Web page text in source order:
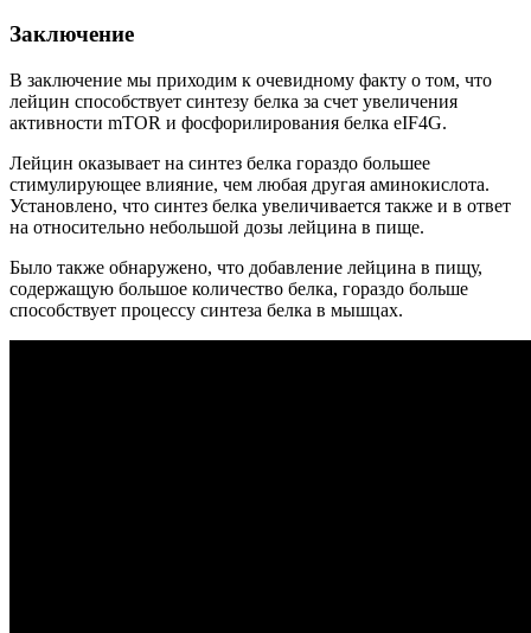
Заключение
В заключение мы приходим к очевидному факту о том, что
лейцин способствует синтезу белка за счет увеличения
активности mTOR и фосфорилирования белка eIF4G.
Лейцин оказывает на синтез белка гораздо большее
стимулирующее влияние, чем любая другая аминокислота.
Установлено, что синтез белка увеличивается также и в ответ
на относительно небольшой дозы лейцина в пище.
Было также обнаружено, что добавление лейцина в пищу,
содержащую большое количество белка, гораздо больше
способствует процессу синтеза белка в мышцах.